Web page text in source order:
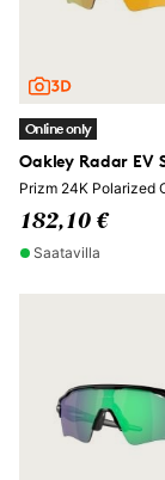
Online only
Oakley Radar EV
Prizm 24K Polarized
182,10 €
Saatavilla